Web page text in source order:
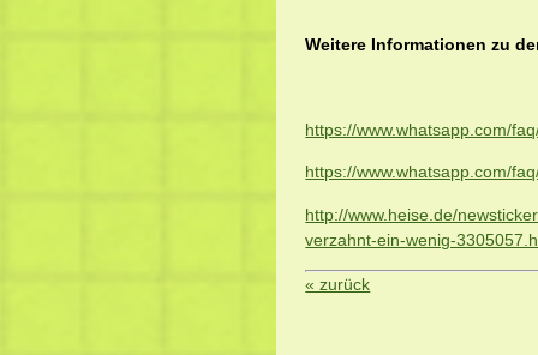
Weitere Informationen zu
https://www.whatsapp.com/
https://www.whatsapp.com/
http://www.heise.de/
verzahnt-ein-wenig-
« zurück